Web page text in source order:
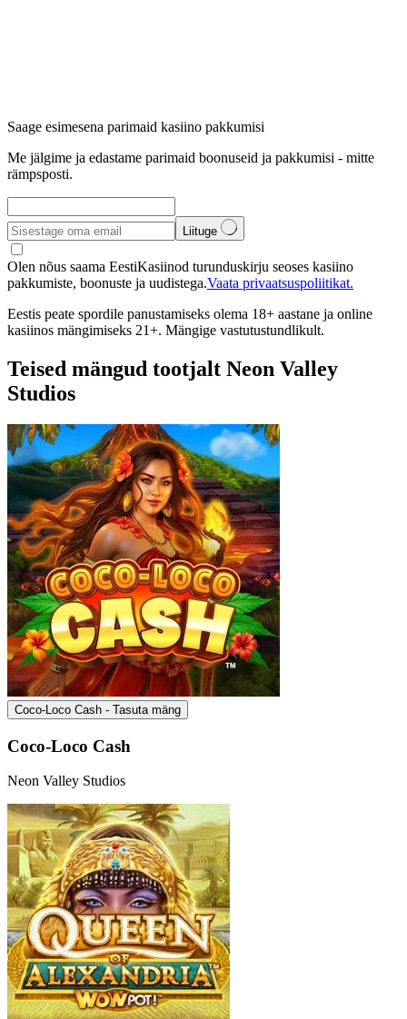
Saage esimesena parimaid kasiino pakkumisi
Me jälgime ja edastame parimaid boonuseid ja pakkumisi - mitte
rämpsposti.
Liituge
Olen nõus saama EestiKasiinod turunduskirju seoses kasiino
pakkumiste, boonuste ja uudistega.Vaata privaatsuspoliitikat.
Eestis peate spordile panustamiseks olema 18+ aastane ja online
kasiinos mängimiseks 21+. Mängige vastutustundlikult.
Teised mängud tootjalt Neon Valley
Studios
Coco-Loco Cash - Tasuta mäng
Coco-Loco Cash
Neon Valley Studios